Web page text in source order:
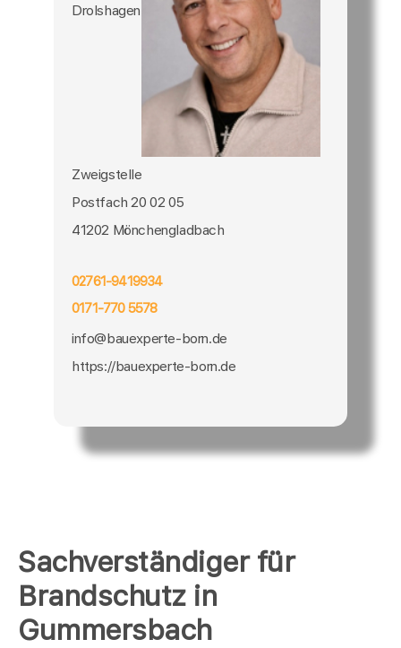
Sachverständiger für
Brandschutz in
Gummersbach
Drolshagen
Zweigstelle
Postfach 20 02 05
41202 Mönchengladbach
02761-9419934
0171-770 5578
info@bauexperte-born.de
https://bauexperte-born.de